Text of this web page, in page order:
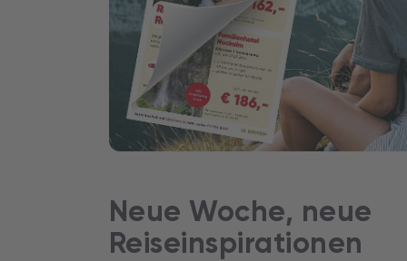
Neue Woche, neue
Reiseinspirationen